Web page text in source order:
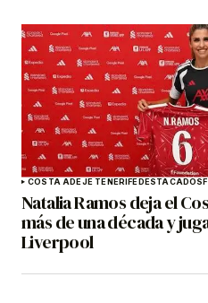
COSTA ADEJE TENERIFEDESTACADOS
Natalia Ramos deja el
más de una década y
Liverpool